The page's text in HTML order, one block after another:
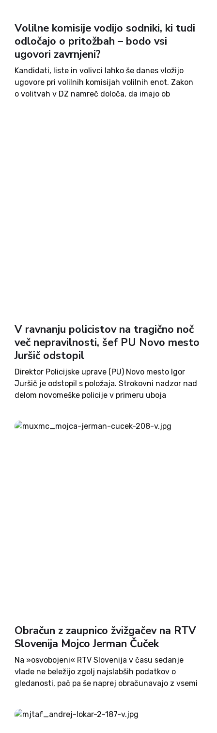
Volilne komisije vodijo sodniki, ki tudi
odločajo o pritožbah – bodo vsi
ugovori zavrnjeni?
Kandidati, liste in volivci lahko še danes vložijo
ugovore pri volilnih komisijah volilnih enot. Zakon
o volitvah v DZ namreč določa, da imajo ob
V ravnanju policistov na tragično noč
več nepravilnosti, šef PU Novo mesto
Juršič odstopil
Direktor Policijske uprave (PU) Novo mesto Igor
Juršič je odstopil s položaja. Strokovni nadzor nad
delom novomeške policije v primeru uboja
številne nepravilnosti v ravnanju policije na
usodno noč na 25. oktober. Prvo posredovanje:...
Obračun z zaupnico žvižgačev na RTV
Slovenija Mojco Jerman Čuček
Na »osvobojeni« RTV Slovenija v času sedanje
vlade ne beležijo zgolj najslabših podatkov o
gledanosti, pač pa še naprej obračunavajo z vsemi
tudi Mojca Jerman Čuček, ki jo je uprava na čelu
z...